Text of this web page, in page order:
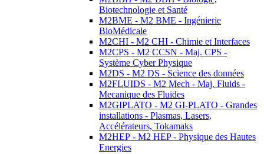
Biotechnologie et Santé
M2BME - M2 BME - Ingénierie
BioMédicale
M2CHI - M2 CHI - Chimie et Interfaces
M2CPS - M2 CCSN - Maj. CPS -
Système Cyber Physique
M2DS - M2 DS - Science des données
M2FLUIDS - M2 Mech - Maj. Fluids -
Mecanique des Fluides
M2GIPLATO - M2 GI-PLATO - Grandes
installations - Plasmas, Lasers,
Accélérateurs, Tokamaks
M2HEP - M2 HEP - Physique des Hautes
Energies